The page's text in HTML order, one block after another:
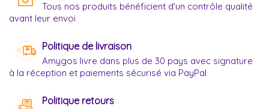
Tous nos produits bénéficient d'un contrôle qualité
avant leur envoi
Politique de livraison
Amygos livre dans plus de 30 pays avec signature
à la réception et paiements sécurisé via PayPal
Politique retours